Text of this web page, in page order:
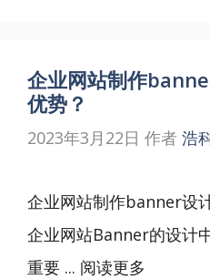
企业网站制作
优势？
2023年3月22日 作者 浩
企业网站制作banner设
企业网站Banner的设计
重要 ... 阅读更多